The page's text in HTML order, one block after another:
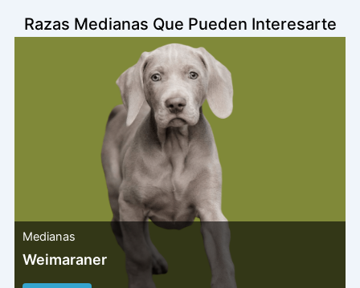
Razas Medianas Que Pueden Interesarte
Medianas
Weimaraner